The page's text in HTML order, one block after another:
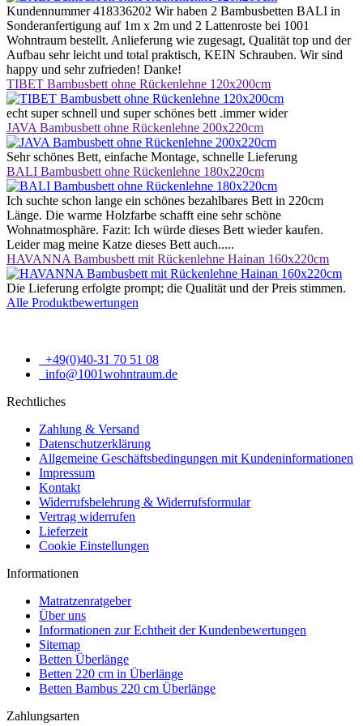
Wert auf Nachhaltigkeit. Unsere Produkte werden unter
Berücksichtigung ökologischer Aspekte hergestellt, sodass Sie nicht
nur von einem guten Schlaf profitieren, sondern auch einen Beitrag
zum Schutz unserer Umwelt leisten. Wir sind stolz darauf, Ihnen
Produkte anbieten zu können, die Ihren individuellen Bedürfnissen
gerecht werden und Ihnen einen erholsamen Schlaf ermöglichen.
Denn wir wissen, dass ein guter Schlaf die Grundlage für einen
erfolgreichen Tag ist. Vertrauen Sie auf unsere hochwertigen
Matratzen und Lattenroste und freuen Sie sich auf eine erholsame
Nacht und ein energiegeladenes Aufwachen.
Individuelle Anpassung an Ihre Bedürfnisse
Jeder Mensch hat unterschiedliche Schlafbedürfnisse. Unsere
vielfältigen Bauformen der Lattenroste ermöglichen eine individuell
auf Ihre persönlichen Wünsche und Gegebenheiten abgestimmte
Einstellung. So können Sie sicher sein, dass Ihr Bett perfekt zu
Ihnen passt.
Komfort per Knopfdruck
Verstellen der Liegeposition bequem und einfach zu ermöglichen.
Entspannen Sie sich mit nur einem Knopfdruck und genießen Sie
Kundennummer 418336202 Wir haben 2 Bambusbetten BALI in
Sonderanfertigung auf 1m x 2m und 2 Lattenroste bei 1001
Wohntraum bestellt. Anlieferung wie zugesagt, Qualität top und der
Aufbau sehr leicht und total praktisch, KEIN Schrauben. Wir sind
happy und sehr zufrieden! Danke!
TIBET Bambusbett ohne Rückenlehne 120x200cm
echt super schnell und super schönes bett .immer wider
JAVA Bambusbett ohne Rückenlehne 200x220cm
Sehr schönes Bett, einfache Montage, schnelle Lieferung
BALI Bambusbett ohne Rückenlehne 180x220cm
Ich suchte schon lange ein schönes bezahlbares Bett in 220cm
Länge. Die warme Holzfarbe schafft eine sehr schöne
Wohnatmosphäre. Fazit: Ich würde dieses Bett wieder kaufen.
Leider mag meine Katze dieses Bett auch.....
HAVANNA Bambusbett mit Rückenlehne Hainan 160x220cm
Die Lieferung erfolgte prompt; die Qualität und der Preis stimmen.
Alle Produktbewertungen
+49(0)40-31 70 51 08
info@1001wohntraum.de
Rechtliches
Zahlung & Versand
Datenschutzerklärung
Allgemeine Geschäftsbedingungen mit Kundeninformationen
Impressum
Kontakt
Widerrufsbelehrung & Widerrufsformular
Vertrag widerrufen
Lieferzeit
Cookie Einstellungen
Informationen
Matratzenratgeber
Über uns
Informationen zur Echtheit der Kundenbewertungen
Sitemap
Betten Überlänge
Betten 220 cm in Überlänge
Betten Bambus 220 cm Überlänge
Zahlungsarten